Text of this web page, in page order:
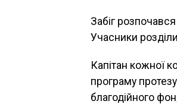
Забіг
Учасники
Капітан кожної
програму
благодійного